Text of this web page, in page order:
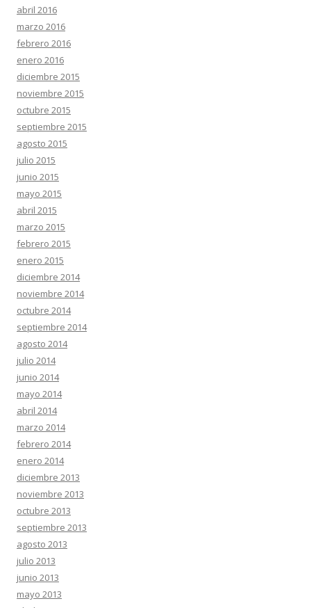
abril 2016
marzo 2016
febrero 2016
enero 2016
diciembre 2015
noviembre 2015
octubre 2015
septiembre 2015
agosto 2015
julio 2015
junio 2015
mayo 2015
abril 2015
marzo 2015
febrero 2015
enero 2015
diciembre 2014
noviembre 2014
octubre 2014
septiembre 2014
agosto 2014
julio 2014
junio 2014
mayo 2014
abril 2014
marzo 2014
febrero 2014
enero 2014
diciembre 2013
noviembre 2013
octubre 2013
septiembre 2013
agosto 2013
julio 2013
junio 2013
mayo 2013